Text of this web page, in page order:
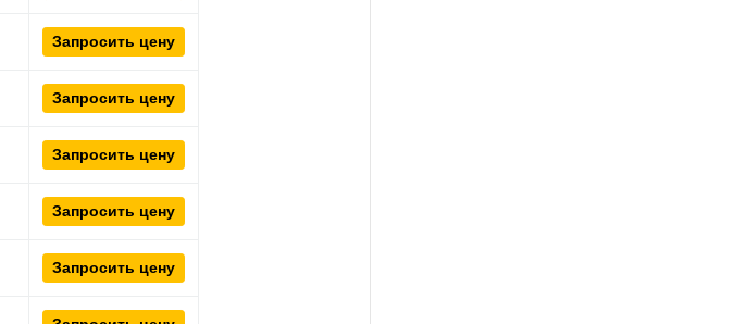
Запросить цену
Запросить цену
Запросить цену
Запросить цену
Запросить цену